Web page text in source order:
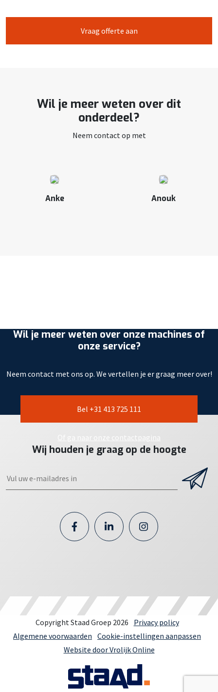
Vraag offerte aan
Wil je meer weten over dit
onderdeel?
Neem contact op met
Anke Anouk
Wil je meer weten over onze machines of
onze service?
Neem contact met ons op. We vertellen je er graag meer over!
Bel +31 413 725 111
Of ga naar onze contactpagina
Wij houden je graag op de hoogte
Copyright Staad Groep 2026
Privacy policy
Algemene voorwaarden Cookie-instellingen aanpassen
Website door Vrolijk Online